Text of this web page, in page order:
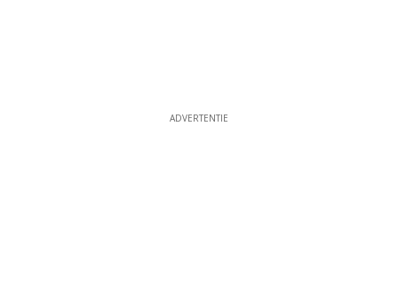
ADVERTENTIE